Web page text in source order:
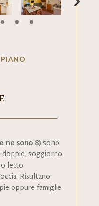
ne sono 8) sono
soggiorno
letto
Risultano
oppure famiglie